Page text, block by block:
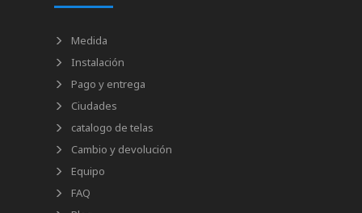
Medida
Instalación
Pago y entrega
Ciudades
catalogo de telas
Cambio y devolución
Equipo
FAQ